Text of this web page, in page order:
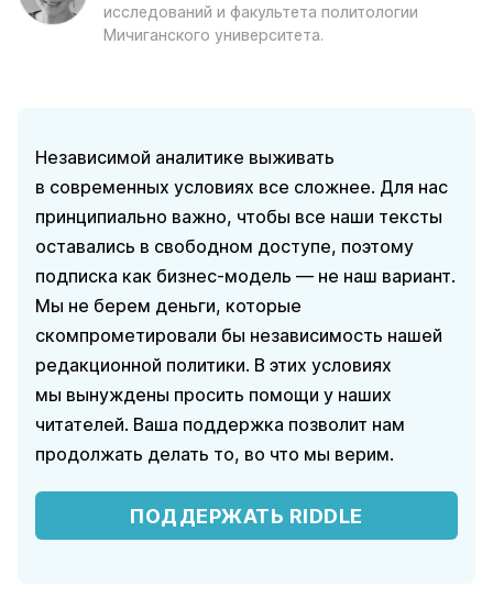
исследований и факультета политологии
Мичиганского университета.
Независимой аналитике выживать
в современных условиях все сложнее. Для нас
принципиально важно, чтобы все наши тексты
оставались в свободном доступе, поэтому
подписка как бизнес-модель — не наш вариант.
Мы не берем деньги, которые
скомпрометировали бы независимость нашей
редакционной политики. В этих условиях
мы вынуждены просить помощи у наших
читателей. Ваша поддержка позволит нам
продолжать делать то, во что мы верим.
ПОДДЕРЖАТЬ RIDDLE